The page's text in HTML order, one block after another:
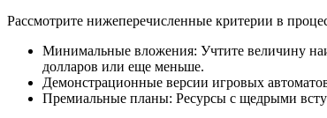
Рассмотрите нижеперечисленные критерии в
Минимальные вложения: Учтите величину
долларов или еще меньше.
Демонстрационные версии игровых
Премиальные планы: Ресурсы с щедрыми